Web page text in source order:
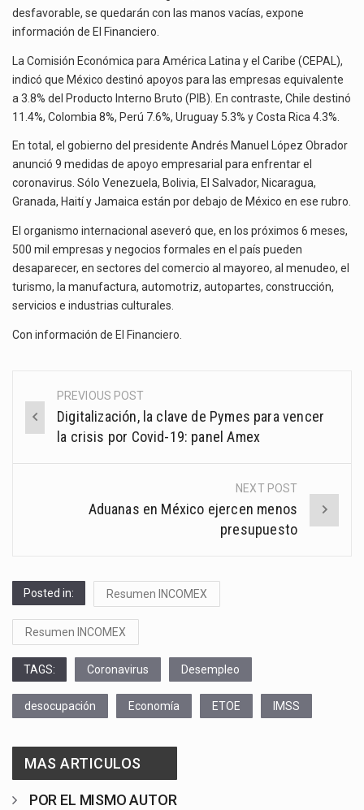
desfavorable, se quedarán con las manos vacías, expone
información de El Financiero.
La Comisión Económica para América Latina y el Caribe (CEPAL),
indicó que México destinó apoyos para las empresas equivalente
a 3.8% del Producto Interno Bruto (PIB). En contraste, Chile destinó
11.4%, Colombia 8%, Perú 7.6%, Uruguay 5.3% y Costa Rica 4.3%.
En total, el gobierno del presidente Andrés Manuel López Obrador
anunció 9 medidas de apoyo empresarial para enfrentar el
coronavirus. Sólo Venezuela, Bolivia, El Salvador, Nicaragua,
Granada, Haití y Jamaica están por debajo de México en ese rubro.
El organismo internacional aseveró que, en los próximos 6 meses,
500 mil empresas y negocios formales en el país pueden
desaparecer, en sectores del comercio al mayoreo, al menudeo, el
turismo, la manufactura, automotriz, autopartes, construcción,
servicios e industrias culturales.
Con información de El Financiero
Post
navigation
PREVIOUS POST
Digitalización, la clave de Pymes para vencer
la crisis por Covid-19: panel Amex
NEXT POST
Aduanas en México ejercen menos
presupuesto
Posted in: Resumen INCOMEX
Resumen INCOMEX
TAGS: Coronavirus Desempleo
desocupación Economía ETOE IMSS
MAS ARTICULOS
POR EL MISMO AUTOR